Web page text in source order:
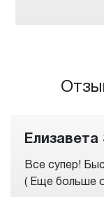
Елизавета
Все супер!
( Еще больше